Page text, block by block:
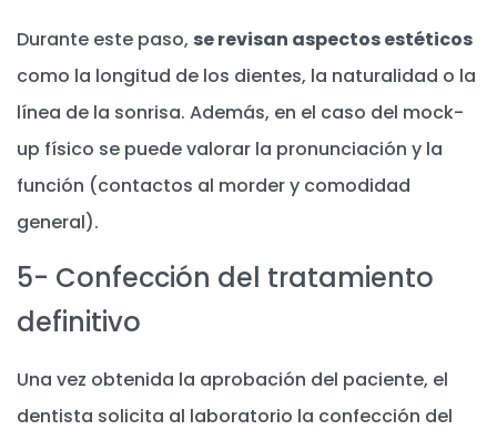
Durante este paso, se revisan aspectos estéticos
como la longitud de los dientes, la naturalidad o la
línea de la sonrisa. Además, en el caso del mock-
up físico se puede valorar la pronunciación y la
función (contactos al morder y comodidad
general).
5- Confección del tratamiento
definitivo
Una vez obtenida la aprobación del paciente, el
dentista solicita al laboratorio la confección del